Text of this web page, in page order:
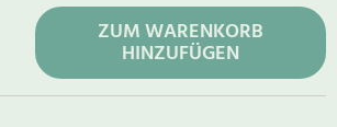
ZUM WARENKORB
HINZUFÜGEN